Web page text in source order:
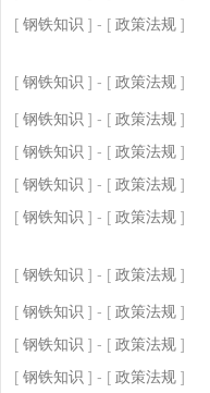
[ 钢铁知识 ] - [ 政策法规 ]
[ 钢铁知识 ] - [ 政策法规 ]
[ 钢铁知识 ] - [ 政策法规 ]
[ 钢铁知识 ] - [ 政策法规 ]
[ 钢铁知识 ] - [ 政策法规 ]
[ 钢铁知识 ] - [ 政策法规 ]
[ 钢铁知识 ] - [ 政策法规 ]
[ 钢铁知识 ] - [ 政策法规 ]
[ 钢铁知识 ] - [ 政策法规 ]
[ 钢铁知识 ] - [ 政策法规 ]